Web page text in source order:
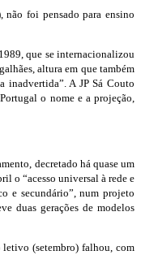
não foi pensado para ensino
que se internacionalizou
altura em que também
inadvertida”. A JP Sá Couto
o nome e a projeção,
decretado há quase um
o “acesso universal à rede e
e secundário”, num projeto
duas gerações de modelos
(setembro) falhou, com